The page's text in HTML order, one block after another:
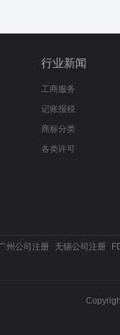
行业新闻
工商服务
记账报税
商标分类
各类许可
州公司注册 无锡公司注册